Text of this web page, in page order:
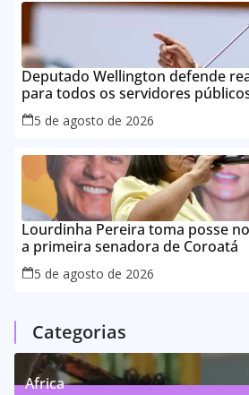
Deputado Wellington defende
para todos os servidores
Maranhão
5 de agosto de 2026
Lourdinha Pereira toma posse
a primeira senadora de Coroatá
5 de agosto de 2026
Categorias
Africa